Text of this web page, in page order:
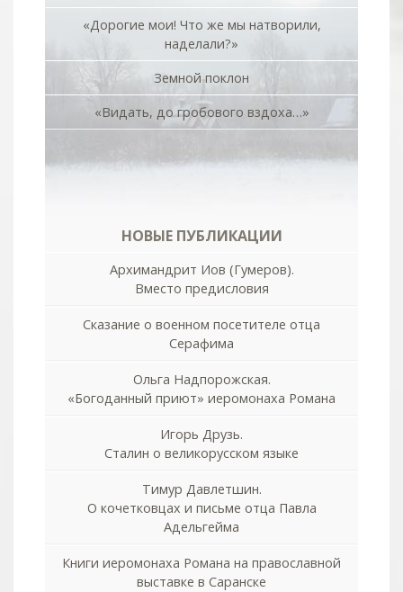
«Дорогие мои! Что же мы натворили,
наделали?»
Земной поклон
«Видать, до гробового вздоха…»
НОВЫЕ ПУБЛИКАЦИИ
Архимандрит Иов (Гумеров).
Вместо предисловия
Сказание о военном посетителе отца
Серафима
Ольга Надпорожская.
«Богоданный приют» иеромонаха Романа
Игорь Друзь.
Сталин о великорусском языке
Тимур Давлетшин.
О кочетковцах и письме отца Павла
Адельгейма
Книги иеромонаха Романа на православной
выставке в Саранске